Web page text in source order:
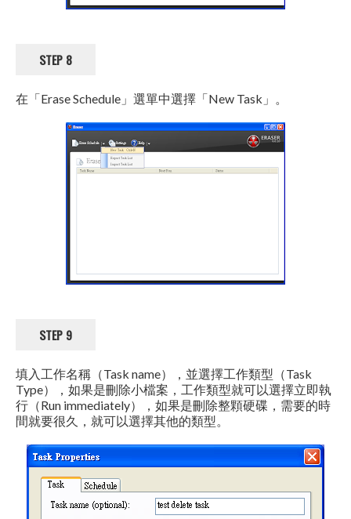
STEP 8
在「Erase Schedule」選單中選擇「New Task」。
STEP 9
填入工作名稱（Task name），並選擇工作類型（Task
Type），如果是刪除小檔案，工作類型就可以選擇立即執
行（Run immediately），如果是刪除整顆硬碟，需要的時
間就要很久，就可以選擇其他的類型。